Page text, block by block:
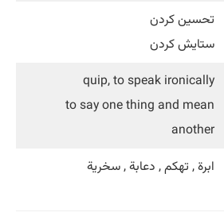
تحسین کردن
ستایش کردن
quip, to speak ironically
to say one thing and mean
another
ابرة , تهکم , دعابة , سخریة